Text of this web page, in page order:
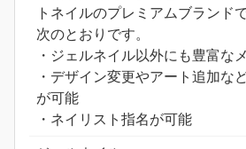
トネイルのプレミアムブランド
次のとおりです。
・ジェルネイル以外にも豊富な
・デザイン変更やアート追加な
が可能
・ネイリスト指名が可能